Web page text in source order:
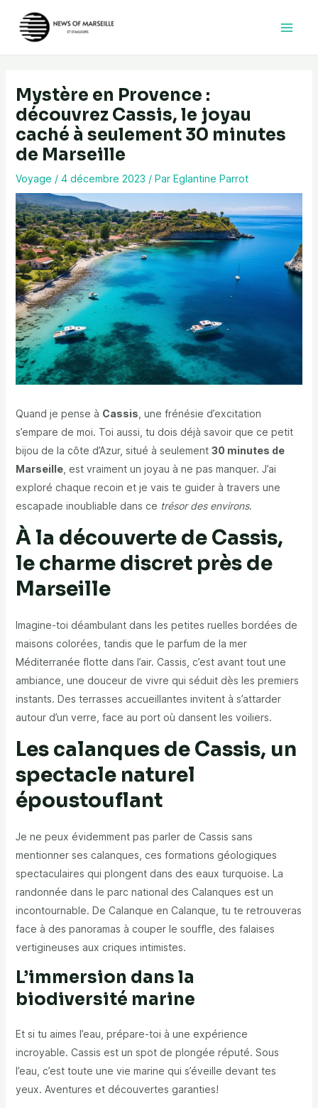
contenu
Mystère en Provence :
découvrez Cassis, le joyau
caché à seulement 30 minutes
de Marseille
Voyage / 4 décembre 2023 / Par Eglantine Parrot
Quand je pense à Cassis , une frénésie d’excitation
s’empare de moi. Toi aussi, tu dois déjà savoir que ce petit
bijou de la côte d’Azur, situé à seulement 30 minutes de
Marseille, est vraiment un joyau à ne pas manquer. J’ai
exploré chaque recoin et je vais te guider à travers une
escapade inoubliable dans ce trésor des environs.
À la découverte de Cassis,
le charme discret près de
Marseille
Imagine-toi déambulant dans les petites ruelles bordées de
maisons colorées, tandis que le parfum de la mer
Méditerranée flotte dans l’air. Cassis, c’est avant tout une
ambiance, une douceur de vivre qui séduit dès les premiers
instants. Des terrasses accueillantes invitent à s’attarder
autour d’un verre, face au port où dansent les voiliers.
Les calanques de Cassis, un
spectacle naturel
époustouflant
Je ne peux évidemment pas parler de Cassis sans
mentionner ses calanques, ces formations géologiques
spectaculaires qui plongent dans des eaux turquoise. La
randonnée dans le parc national des Calanques est un
incontournable. De Calanque en Calanque, tu te retrouveras
face à des panoramas à couper le souffle, des falaises
vertigineuses aux criques intimistes.
L’immersion dans la
biodiversité marine
Et si tu aimes l’eau, prépare-toi à une expérience
incroyable. Cassis est un spot de plongée réputé. Sous
l’eau, c’est toute une vie marine qui s’éveille devant tes
yeux. Aventures et découvertes garanties!